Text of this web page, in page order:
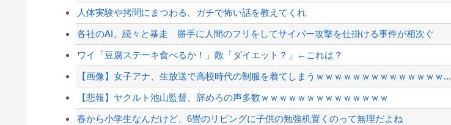
「すぐバレるデマを投稿した理由はこれか」と拡散元の”賢さ”に批判が殺到中、自称ジ...
韓国人の対日好感度が過去最高に、「ノージャパン」は終わった？＝ネット「中国より1...
NHK職員、番組出演者から性加害→PTSD発症…訴えても放置されていた模様
【配信者】「金バエ」のSNS更新が1週間途絶え、様々な憶測が飛び交う。1週間ぶり...
【緊急速報】NYで警官が黒人男性の首を絞め、暴動第二波不可避へ
人体実験や拷問にまつわる、ガチで怖い話を教えてくれ
各社のAI、続々と暴走 勝手に人間のフリをしてサイバー攻撃を仕掛ける事件が相次ぐ
ワイ「豆腐ステーキ食べるか！」敵「ダイエット？」←これは？
【画像】女子アナ、生放送で高校時代の制服を着てしまうｗｗｗｗｗｗｗｗｗｗｗｗｗｗ...
【悲報】ヤクルト池山監督、辞めろの声多数ｗｗｗｗｗｗｗｗｗｗｗｗｗｗ
春から小学生なんだけど、6畳のリビングに子供の勉強机置くのって無理だよね